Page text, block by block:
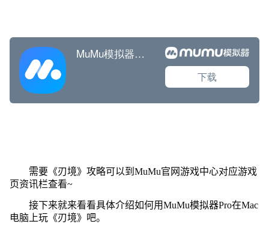
需要《刃境》攻略可以到MuMu官网游戏中心对应游戏
页资讯栏查看~
接下来就来看看具体介绍如何用MuMu模拟器Pro在Mac
电脑上玩《刃境》吧。